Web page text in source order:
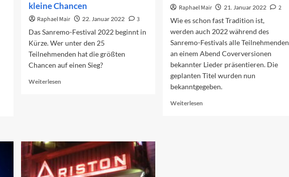
kleine Chancen
Raphael Mair 22. Januar 2022
3
Das Sanremo-Festival 2022 beginnt in
Kürze. Wer unter den 25
Teilnehmenden hat die größten
Chancen auf einen Sieg?
Weiterlesen
kleine
Chancen
Raphael Mair 21. Januar 2022
2
Wie es schon fast Tradition ist,
werden auch 2022 während des
Sanremo-Festivals alle Teilnehmenden
an einem Abend Coverversionen
bekannter Lieder präsentieren. Die
geplanten Titel wurden nun
bekanntgegeben.
WeiterlesenRead